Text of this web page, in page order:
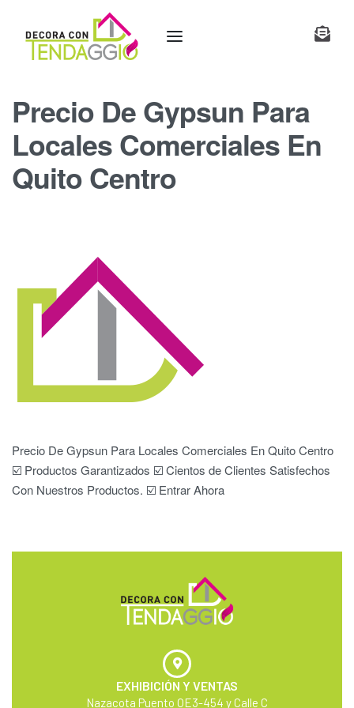
Precio De Gypsun Para
Locales Comerciales En
Quito Centro
Precio De Gypsun Para Locales Comerciales En Quito Centro
☑️ Productos Garantizados ☑️ Cientos de Clientes Satisfechos
Con Nuestros Productos. ☑️ Entrar Ahora
EXHIBICIÓN Y VENTAS
Nazacota Puento OE3-454 y Calle C